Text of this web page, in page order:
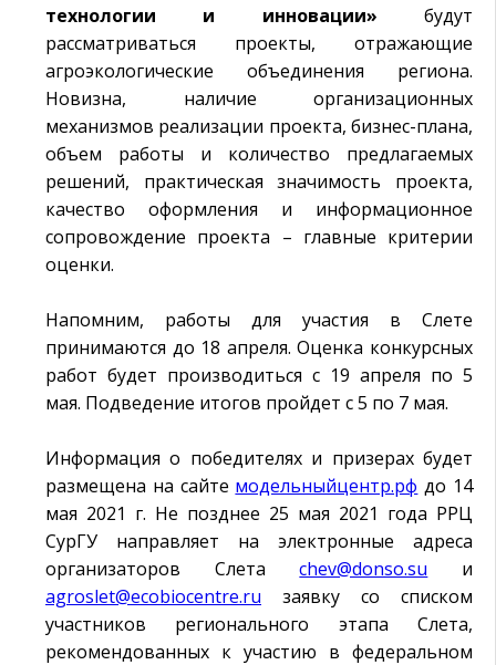
технологии и инновации» будут
рассматриваться проекты, отражающие
агроэкологические объединения региона.
Новизна, наличие организационных
механизмов реализации проекта, бизнес-плана,
объем работы и количество предлагаемых
решений, практическая значимость проекта,
качество оформления и информационное
сопровождение проекта – главные критерии
оценки.
Напомним, работы для участия в Слете
принимаются до 18 апреля. Оценка конкурсных
работ будет производиться с 19 апреля по 5
мая. Подведение итогов пройдет с 5 по 7 мая.
Информация о победителях и призерах будет
размещена на сайте модельныйцентр.рф до 14
мая 2021 г. Не позднее 25 мая 2021 года РРЦ
СурГУ направляет на электронные адреса
организаторов Слетаchev@donso.su и
agroslet@ecobiocеntre.ru заявку со списком
участников регионального этапа Слета,
рекомендованных к участию в федеральном